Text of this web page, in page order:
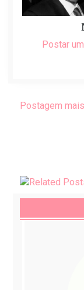
Postar
Postagem